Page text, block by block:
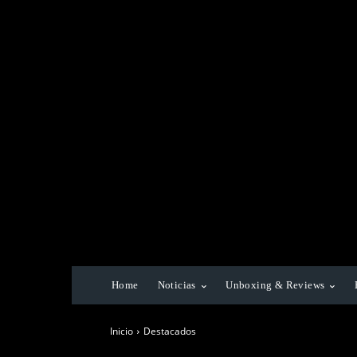
Home Noticias Unboxing & Reviews
Inicio Destacados